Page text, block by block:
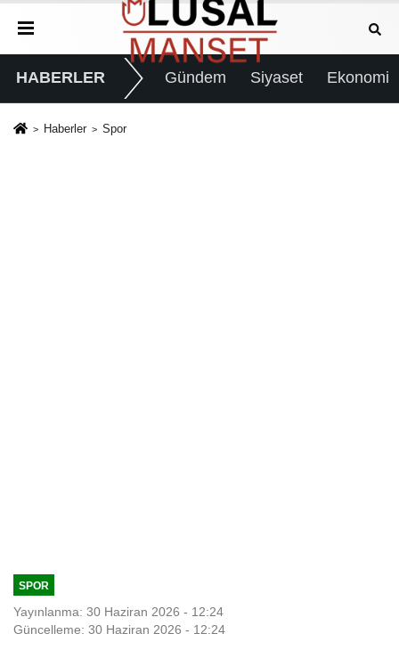
HABERLER Gündem Siyaset Ekonomi
Haberler Spor
SPOR
Yayınlanma: 30 Haziran 2026 - 12:24
Güncelleme: 30 Haziran 2026 - 12:24